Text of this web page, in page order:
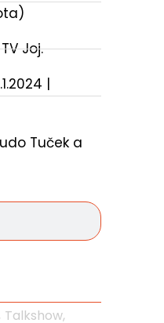
Joj.
|
Tuček a
Talkshow,